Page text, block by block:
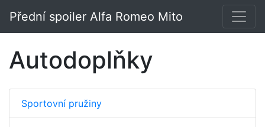
Přední spoiler Alfa Romeo Mito
Autodoplňky
Sportovní pružiny